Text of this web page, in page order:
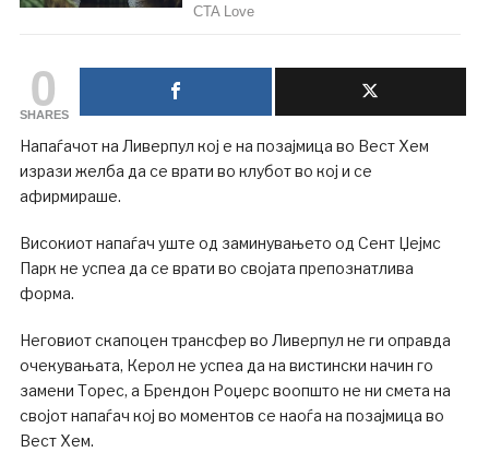
0
SHARES
Напаѓачот на Ливерпул кој е на позајмица во Вест Хем
изрази желба да се врати во клубот во кој и се
афирмираше.
Високиот напаѓач уште од заминувањето од Сент Џејмс
Парк не успеа да се врати во својата препознатлива
форма.
Неговиот скапоцен трансфер во Ливерпул не ги оправда
очекувањата, Керол не успеа да на вистински начин го
замени Торес, а Брендон Роџерс воопшто не ни смета на
својот напаѓач кој во моментов се наоѓа на позајмица во
Вест Хем.